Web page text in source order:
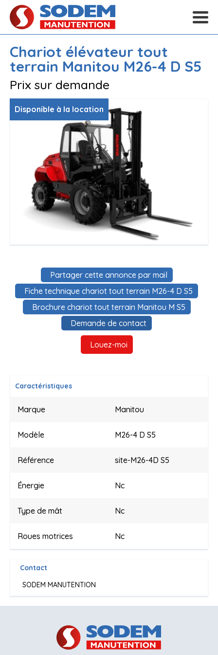
Chariot élévateur tout
terrain Manitou M26-4 D S5
Prix sur demande
Disponible à la location
Demande de contact
Partager cette annonce par mail
Fiche technique chariot tout terrain M26-4 D S5
Brochure chariot tout terrain Manitou M S5
Caractéristiques
Marque Manitou
Modèle M26-4 D S5
Référence site-M26-4D S5
Énergie Nc
Type de mât Nc
Roues motrices Nc
Contact
SODEM MANUTENTION
Louez-moi